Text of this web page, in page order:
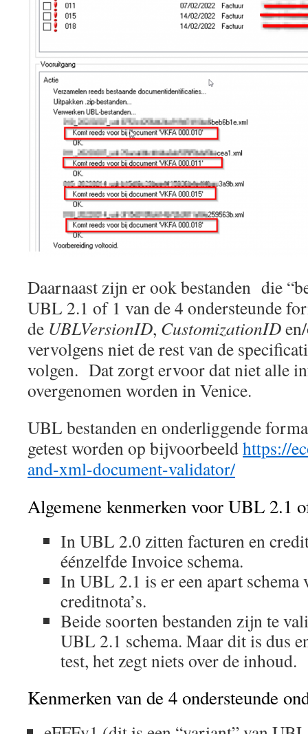
Daarnaast zijn er ook bestanden die
UBL 2.1 of 1 van de 4 ondersteunde
de UBLVersionID, CustomizationID
vervolgens niet de rest van de
volgen. Dat zorgt ervoor dat niet alle
overgenomen worden in Venice.
UBL bestanden en onderliggende
getest worden op bijvoorbeeldhttps://
and-xml-document-validator/
Algemene kenmerken voor UBL 2.1
In UBL 2.0 zitten facturen en
éénzelfde Invoice schema.
In UBL 2.1 is er een apart schema
creditnota’s.
Beide soorten bestanden zijn te
UBL 2.1 schema. Maar dit is dus
test, het zegt niets over de inhoud.
Kenmerken van de 4 ondersteunde